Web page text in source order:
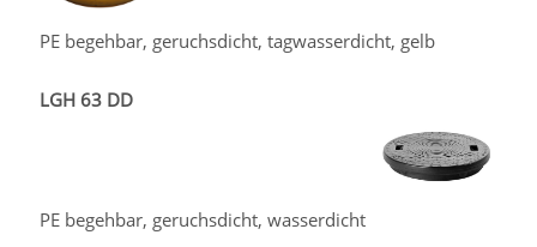
PE begehbar, geruchsdicht, tagwasserdicht, gelb
LGH 63 DD
PE begehbar, geruchsdicht, wasserdicht